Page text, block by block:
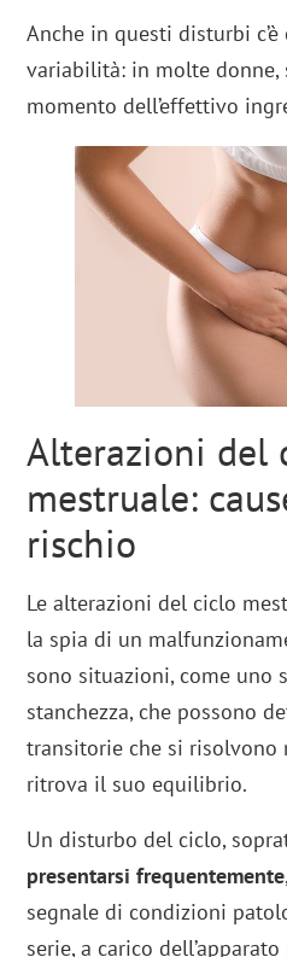
Anche in questi disturbi
variabilità: in molte donne,
momento dell’effettivo
Alterazioni del
mestruale:
rischio
Le alterazioni del ciclo
la spia di un
sono situazioni, come uno
stanchezza, che possono
transitorie che si risolvono
ritrova il suo equilibrio.
Un disturbo del ciclo,
presentarsi frequentemente
segnale di condizioni
serie, a carico